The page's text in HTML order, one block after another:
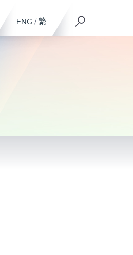
ENG / 繁